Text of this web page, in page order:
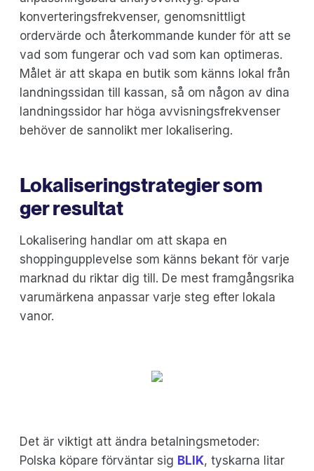
konverteringsfrekvenser, genomsnittligt
ordervärde och återkommande kunder för att se
vad som fungerar och vad som kan optimeras.
Målet är att skapa en butik som känns lokal från
landningssidan till kassan, så om någon av dina
landningssidor har höga avvisningsfrekvenser
behöver de sannolikt mer lokalisering.
Lokaliseringstrategier som
ger resultat
Lokalisering handlar om att skapa en
shoppingupplevelse som känns bekant för varje
marknad du riktar dig till. De mest framgångsrika
varumärkena anpassar varje steg efter lokala
vanor.
Det är viktigt att ändra betalningsmetoder:
Polska köpare förväntar sig BLIK, tyskarna litar